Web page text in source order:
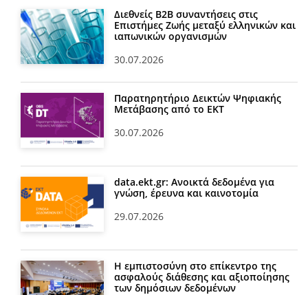
Διεθνείς Β2Β συναντήσεις στις
Επιστήμες Ζωής μεταξύ ελληνικών και
ιαπωνικών οργανισμών
30.07.2026
Παρατηρητήριο Δεικτών Ψηφιακής
Μετάβασης από το ΕΚΤ
30.07.2026
data.ekt.gr: Ανοικτά δεδομένα για
γνώση, έρευνα και καινοτομία
29.07.2026
Η εμπιστοσύνη στο επίκεντρο της
ασφαλούς διάθεσης και αξιοποίησης
των δημόσιων δεδομένων